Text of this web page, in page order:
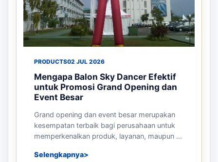
PRODUCTS02 JUL 2026
Mengapa Balon Sky Dancer Efektif
untuk Promosi Grand Opening dan
Event Besar
Grand opening dan event besar merupakan
kesempatan terbaik bagi perusahaan untuk
memperkenalkan produk, layanan, maupun ...
Selengkapnya